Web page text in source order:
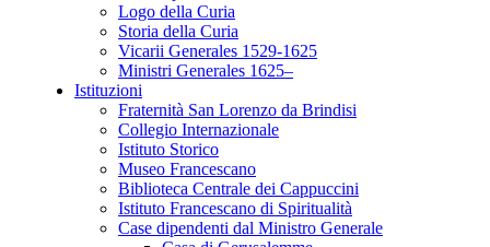
Logo della Curia
Storia della Curia
Vicarii Generales 1529-1625
Ministri Generales 1625–
Istituzioni
Fraternità San Lorenzo da Brindisi
Collegio Internazionale
Istituto Storico
Museo Francescano
Biblioteca Centrale dei Cappuccini
Istituto Francescano di Spiritualità
Case dipendenti dal Ministro Generale